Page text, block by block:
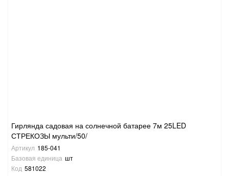
Гирлянда садовая на солнечной батарее 7м 25LED
СТРЕКОЗЫ мульти/50/
Артикул 185-041
Базовая единица шт
Код 581022